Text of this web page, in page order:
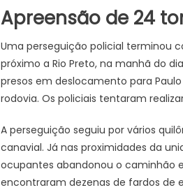
Apreensão de 24
Uma perseguição policial terminou
próximo a Rio Preto, na manhã do
presos em deslocamento para
rodovia. Os policiais tentaram
A perseguição seguiu por vários
canavial. Já nas proximidades da
ocupantes abandonou o caminhão
encontraram dezenas de fardos de